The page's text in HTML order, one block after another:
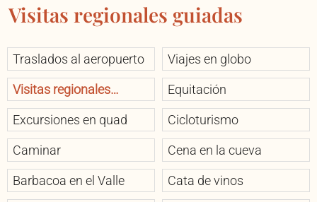
Visitas regionales guiadas
Traslados al aeropuerto Viajes en globo
Visitas regionales
guiadas
Equitación
Excursiones en quad Cicloturismo
Caminar Cena en la cueva
Barbacoa en el Valle Cata de vinos